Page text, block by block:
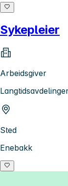
Sykepleier
Arbeidsgiver
Sted
Enebakk